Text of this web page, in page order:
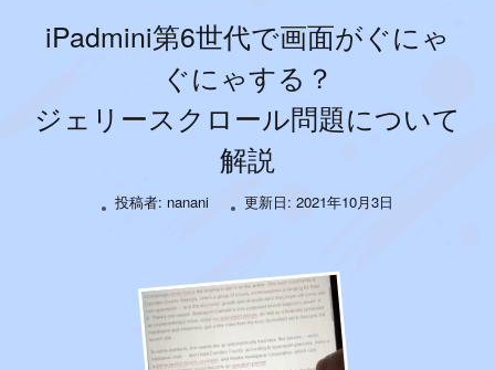
iPadmini第6世代で画面がぐにゃ
ぐにゃする？
ジェリースクロール問題について
解説
投稿者: nanani 更新日: 2021年10月3日